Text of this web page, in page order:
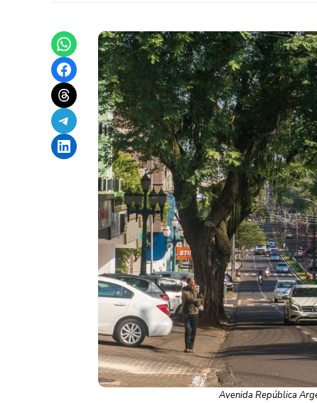
Share on WhatsApp
Share on Facebook
Share on Threads
Share on Telegram
Share on LinkedIn
Avenida República